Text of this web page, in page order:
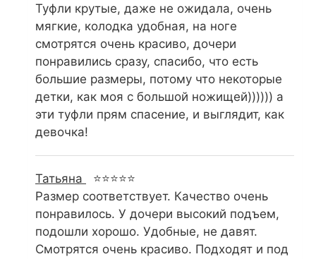
Туфли крутые, даже не ожидала, очень
мягкие, колодка удобная, на ноге
смотрятся очень красиво, дочери
понравились сразу, спасибо, что есть
большие размеры, потому что некоторые
детки, как моя с большой ножищей)))))) а
эти туфли прям спасение, и выглядит, как
девочка!
Татьяна
⭐⭐⭐⭐⭐
Размер соответствует. Качество очень
понравилось. У дочери высокий подъем,
подошли хорошо. Удобные, не давят.
Смотрятся очень красиво. Подходят и под